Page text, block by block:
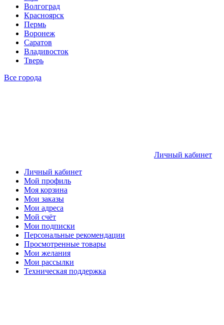
Волгоград
Красноярск
Пермь
Воронеж
Саратов
Владивосток
Тверь
Все города
Личный кабинет
Личный кабинет
Мой профиль
Моя корзина
Мои заказы
Мои адреса
Мой счёт
Мои подписки
Персональные рекомендации
Просмотренные товары
Мои желания
Мои рассылки
Техническая поддержка